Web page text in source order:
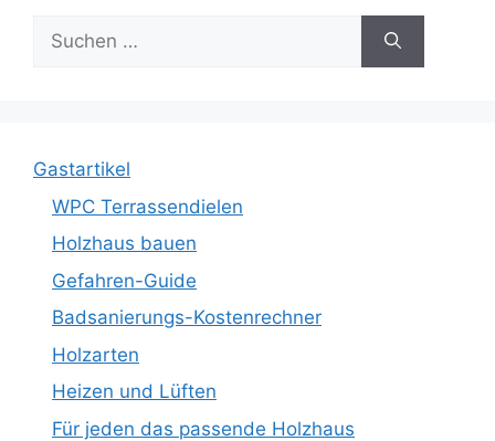
Suche
nach:
Gastartikel
WPC Terrassendielen
Holzhaus bauen
Gefahren-Guide
Badsanierungs-Kostenrechner
Holzarten
Heizen und Lüften
Für jeden das passende Holzhaus